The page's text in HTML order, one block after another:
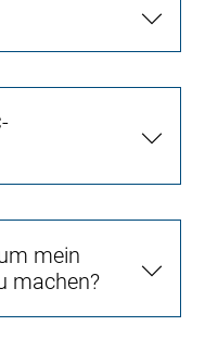
mein
machen?